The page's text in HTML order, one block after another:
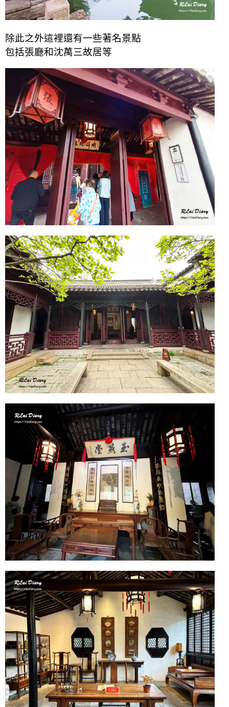
除此之外這裡還有一些著名景點
包括張廳和沈萬三故居等